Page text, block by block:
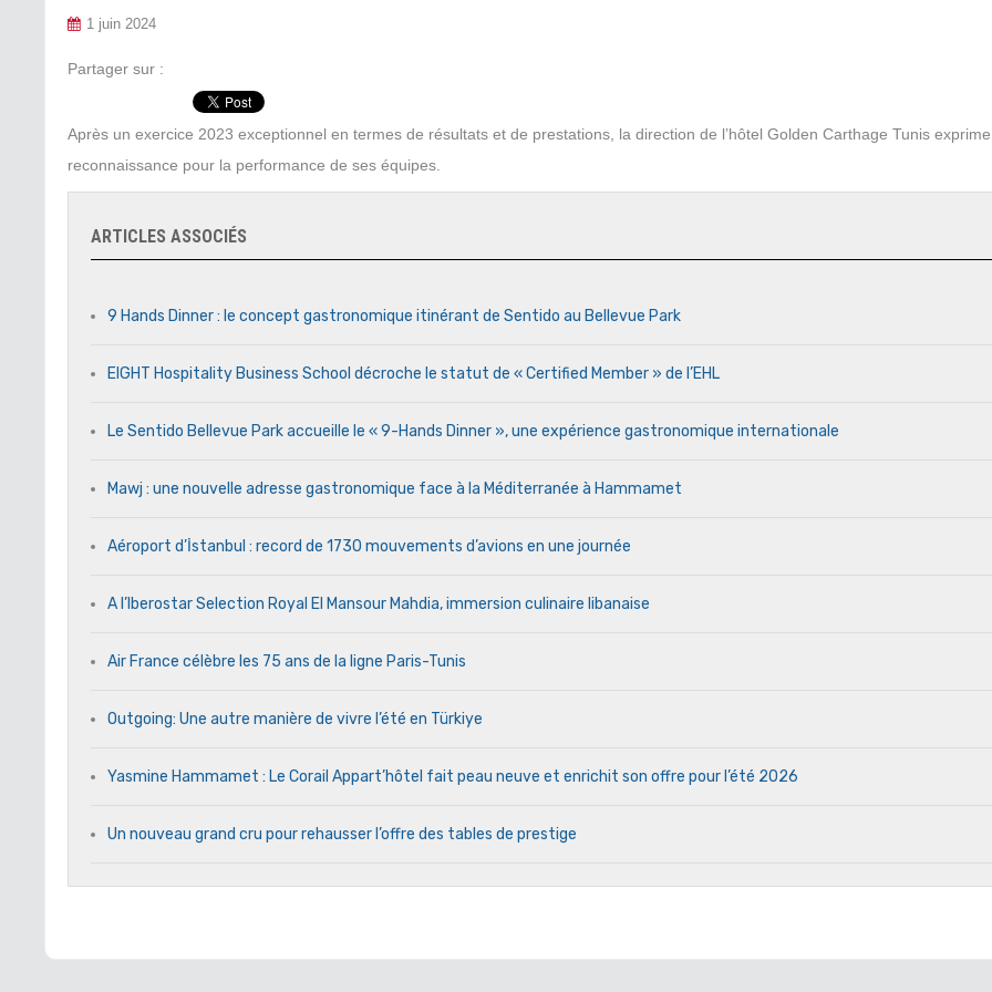
1 juin 2024
Partager sur :
Après un exercice 2023 exceptionnel en termes de résultats et de prestations, la direction de l’hôtel Golden Carthage Tunis
reconnaissance pour la performance de ses équipes.
ARTICLES ASSOCIÉS
9 Hands Dinner : le concept gastronomique itinérant de Sentido au Bellevue Park
EIGHT Hospitality Business School décroche le statut de « Certified Member » de l’EHL
Le Sentido Bellevue Park accueille le « 9-Hands Dinner », une expérience gastronomique internationale
Mawj : une nouvelle adresse gastronomique face à la Méditerranée à Hammamet
Aéroport d’İstanbul : record de 1730 mouvements d’avions en une journée
A l’Iberostar Selection Royal El Mansour Mahdia, immersion culinaire libanaise
Air France célèbre les 75 ans de la ligne Paris-Tunis
Outgoing: Une autre manière de vivre l’été en Türkiye
Yasmine Hammamet : Le Corail Appart’hôtel fait peau neuve et enrichit son offre pour l’été 2026
Un nouveau grand cru pour rehausser l’offre des tables de prestige